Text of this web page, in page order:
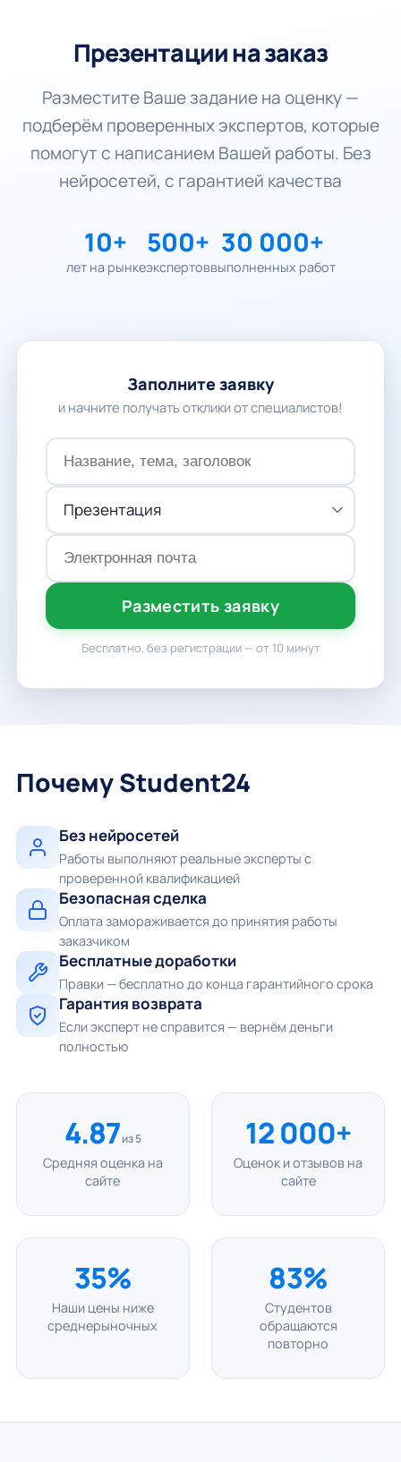
Презентации на заказ
Разместите Ваше задание на оценку —
подберём проверенных экспертов, которые
помогут с написанием Вашей работы. Без
нейросетей, с гарантией качества
10+
лет на рынке
500+
экспертов
30 000+
выполненных работ
Заполните заявку
и начните получать отклики от специалистов!
Разместить заявку
Бесплатно, без регистрации — от 10 минут
Почему Student24
Без нейросетей
Работы выполняют реальные эксперты с
проверенной квалификацией
Безопасная сделка
Оплата замораживается до принятия работы
заказчиком
Бесплатные доработки
Правки — бесплатно до конца гарантийного срока
Гарантия возврата
Если эксперт не справится — вернём деньги
полностью
4.87из 5
Средняя оценка на
сайте
12 000+
Оценок и отзывов на
сайте
35%
Наши цены ниже
среднерыночных
83%
Студентов
обращаются
повторно